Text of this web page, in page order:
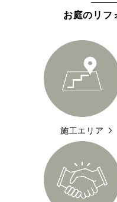
お庭のリフ
施工エリア